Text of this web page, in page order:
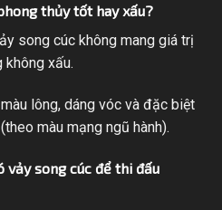
thủy tốt hay xấu?
song cúc không mang giá trị
không xấu.
lông, dáng vóc và đặc biệt
màu mạng ngũ hành).
vảy song cúc để thi đấu